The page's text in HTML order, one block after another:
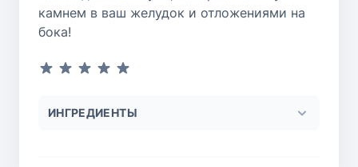
камнем в ваш желудок и отложениями на
бока!
ИНГРЕДИЕНТЫ